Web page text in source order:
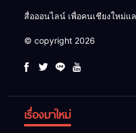
สื่อออนไลน์ เพื่อคนเชียงใหม่แ
© copyright 2026
เรื่องมาใหม่